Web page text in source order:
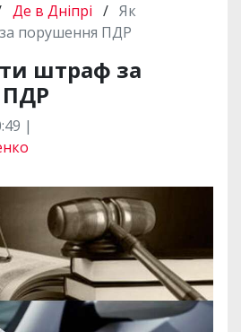
Де в Дніпрі / Як
порушення ПДР
штраф за
|